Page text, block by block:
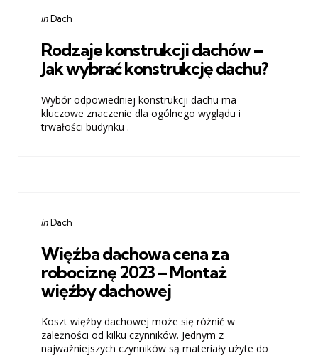
Categories
Posted
inDach
Rodzaje konstrukcji dachów –
Jak wybrać konstrukcję dachu?
Wybór odpowiedniej konstrukcji dachu ma
kluczowe znaczenie dla ogólnego wyglądu i
trwałości budynku .
Categories
Posted
inDach
Więźba dachowa cena za
robociznę 2023 – Montaż
więźby dachowej
Koszt więźby dachowej może się różnić w
zależności od kilku czynników. Jednym z
najważniejszych czynników są materiały użyte do